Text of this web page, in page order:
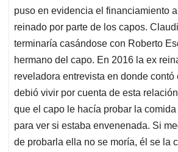
puso en evidencia el financiamiento
reinado por parte de los capos.
terminaría casándose con Roberto
hermano del capo. En 2016 la ex
reveladora entrevista en donde contó
debió vivir por cuenta de esta
que el capo le hacía probar la
para ver si estaba envenenada. Si
de probarla ella no se moría, él se la